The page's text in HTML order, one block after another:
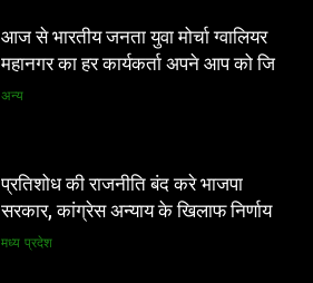
प्रतिशोध की राजनीति बंद करे भाजपा
सरकार, कांग्रेस अन्याय के खिलाफ निर्णायक
संघर्ष करेगी
मध्य प्रदेश
पर्यटन क्विज प्रतियोगिता में 117 विद्यालयों
की सहभागिता, डीडी नगर मॉडल विद्यालय रहा
प्रथम
अन्य